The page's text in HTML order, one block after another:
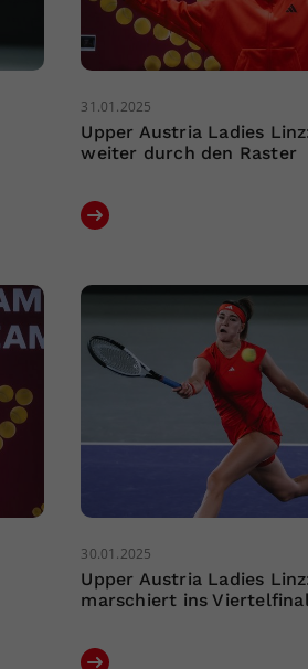
31.01.2025
Upper Austria Ladies
weiter durch den Raster
30.01.2025
Upper Austria Ladies
marschiert ins